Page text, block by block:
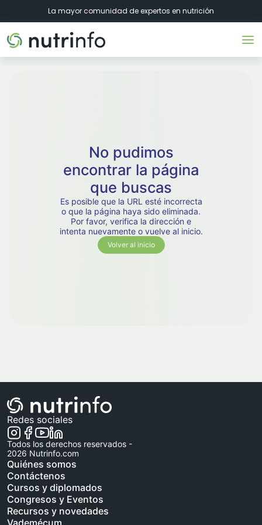
La mayor comunidad de expertos en nutrición
No pudimos
encontrar la página
que buscas
Es posible que la URL esté incorrecta
o que la página haya sido eliminada.
Por favor, verifica la dirección e
intenta nuevamente o vuelve al inicio.
Volver al inicio
Redes sociales
Todos los derechos reservados -
2026 Nutrinfo.com
Quiénes somos
Contáctenos
Cursos y diplomados
Congresos y Eventos
Recursos y novedades
Vademécum